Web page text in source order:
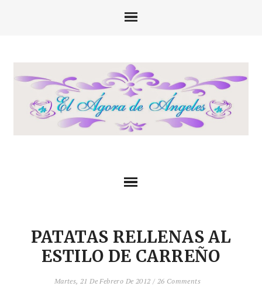
PATATAS RELLENAS AL
ESTILO DE CARREÑO
Martes, 21 De Febrero De 2012 / 26 Comments